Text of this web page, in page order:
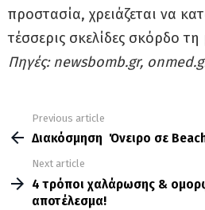
προστασία, χρειάζεται να
τέσσερις σκελίδες σκόρδο τη
Πηγές: newsbomb.gr,
more
Previous article
Διακόσμηση ΄΄ Όνειρο΄΄ σε
Next article
4 τρόποι χαλάρωσης &
αποτέλεσμα!